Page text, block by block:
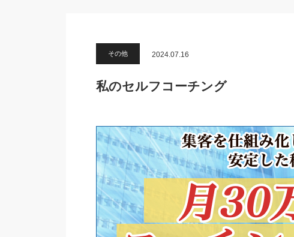
その他 2024.07.16
私のセルフコーチング